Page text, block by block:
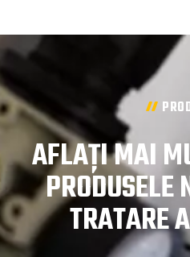
AFLAȚI MAI
PRODUSELE
TRATARE